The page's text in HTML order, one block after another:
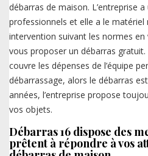
débarras de maison. L’entreprise
professionnels et elle a le matériel
intervention suivant les normes en
vous proposer un débarras
couvre les dépenses de l’équipe
débarrassage, alors le débarras
années, l’entreprise propose
vos objets.
Débarras 16 dispose des
prêtent à répondre à vos